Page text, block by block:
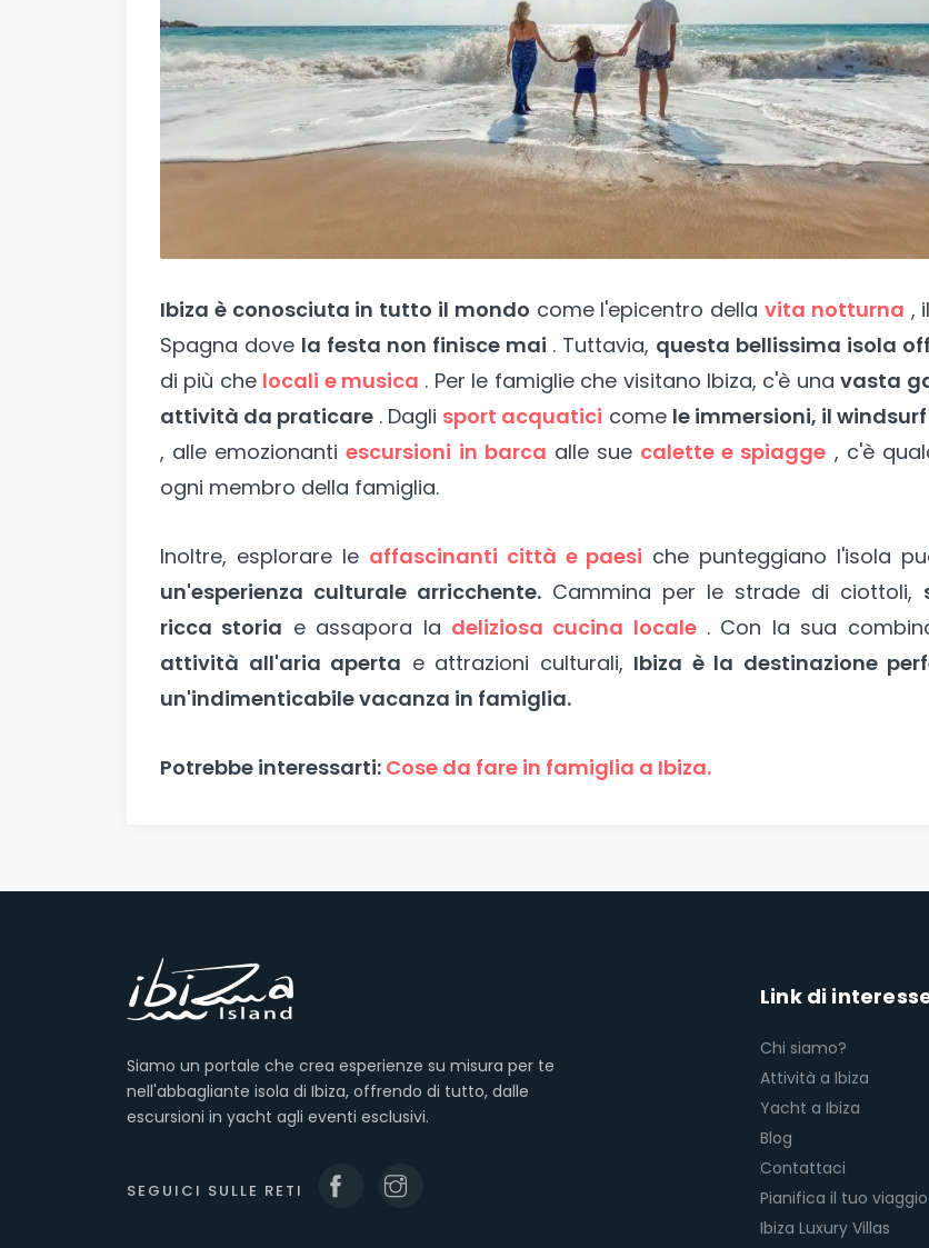
Ibiza è conosciuta in tutto il mondo come l'epicentro dellavita notturna ,
Spagna dove la festa non finisce mai . Tuttavia, questa bellissima isola
di più che locali e musica . Per le famiglie che visitano Ibiza, c'è unavasta
attività da praticare . Dagli sport acquatici come le immersioni, il
, alle emozionantiescursioni in barca alle sue calette e spiagge , c'è
ogni membro della famiglia.
Inoltre, esplorare le affascinanti città e paesi che punteggiano l'isola
un'esperienza culturale arricchente. Cammina per le strade di ciottoli,
ricca storia e assapora la deliziosa cucina locale. Con la sua
attività all'aria aperta e attrazioni culturali, Ibiza è la destinazione
un'indimenticabile vacanza in famiglia.
Potrebbe interessarti: Cose da fare in famiglia a Ibiza.
Siamo un portale che crea esperienze su misura per te
nell'abbagliante isola di Ibiza, offrendo di tutto, dalle
escursioni in yacht agli eventi esclusivi.
SEGUICI SULLE RETI
Link di
Chi siamo?
Attività a Ibiza
Yacht a Ibiza
Blog
Contattaci
Pianifica il tuo
Ibiza Luxury Villas